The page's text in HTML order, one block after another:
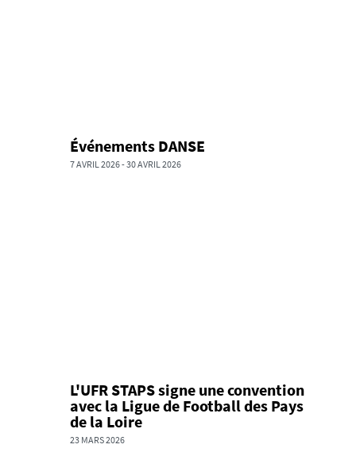
Événements DANSE
7 AVRIL 2026-30 AVRIL 2026
L'UFR STAPS signe une convention
avec la Ligue de Football des Pays
de la Loire
23 MARS 2026